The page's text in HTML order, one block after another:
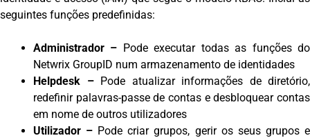
seguintes funções predefinidas:
Administrador – Pode executar todas as funções do
Netwrix GroupID num armazenamento de identidades
Helpdesk –Pode atualizar informações de diretório,
redefinir palavras-passe de contas e desbloquear contas
em nome de outros utilizadores
Utilizador – Pode criar grupos, gerir os seus grupos e